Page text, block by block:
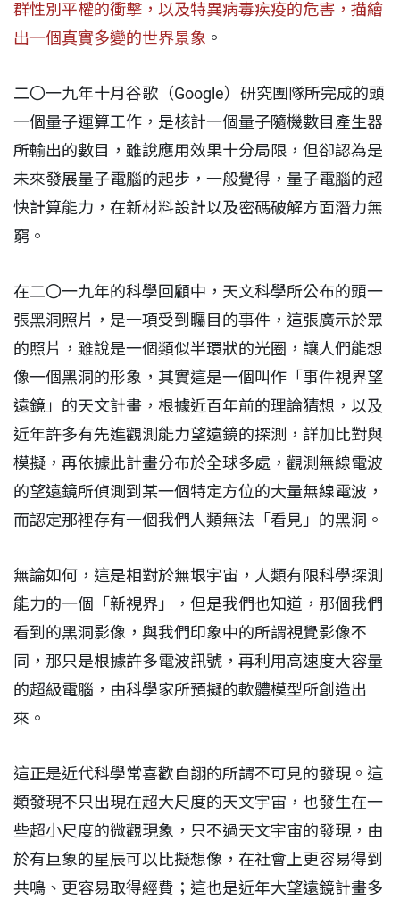
群性別平權的衝擊，以及特異病毒疾疫的危害，描繪
出一個真實多變的世界景象 。
二〇一九年十月谷歌（Google）研究團隊所完成的頭
一個量子運算工作，是核計一個量子隨機數目產生器
所輸出的數目，雖說應用效果十分局限，但卻認為是
未來發展量子電腦的起步，一般覺得，量子電腦的超
快計算能力，在新材料設計以及密碼破解方面潛力無
窮。
在二〇一九年的科學回顧中，天文科學所公布的頭一
張黑洞照片，是一項受到矚目的事件，這張廣示於眾
的照片，雖說是一個類似半環狀的光圈，讓人們能想
像一個黑洞的形象，其實這是一個叫作「事件視界望
遠鏡」的天文計畫，根據近百年前的理論猜想，以及
近年許多有先進觀測能力望遠鏡的探測，詳加比對與
模擬，再依據此計畫分布於全球多處，觀測無線電波
的望遠鏡所偵測到某一個特定方位的大量無線電波，
而認定那裡存有一個我們人類無法「看見」的黑洞。
無論如何，這是相對於無垠宇宙，人類有限科學探測
能力的一個「新視界」，但是我們也知道，那個我們
看到的黑洞影像，與我們印象中的所謂視覺影像不
同，那只是根據許多電波訊號，再利用高速度大容量
的超級電腦，由科學家所預擬的軟體模型所創造出
來。
這正是近代科學常喜歡自詡的所謂不可見的發現。這
類發現不只出現在超大尺度的天文宇宙，也發生在一
些超小尺度的微觀現象，只不過天文宇宙的發現，由
於有巨象的星辰可以比擬想像，在社會上更容易得到
共鳴、更容易取得經費；這也是近年大望遠鏡計畫多